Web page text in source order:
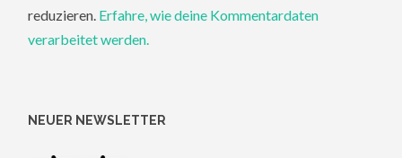
reduzieren. Erfahre, wie deine Kommentardaten
verarbeitet werden.
NEUER NEWSLETTER